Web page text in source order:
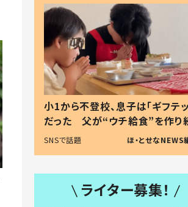
小1から不登校、息子は「ギフテッ
だった 父が“ウチ給食”を作り
る理由とは #令和の親 #令和の
SNSで話題 ほ・とせなNEWS
ライター募集！